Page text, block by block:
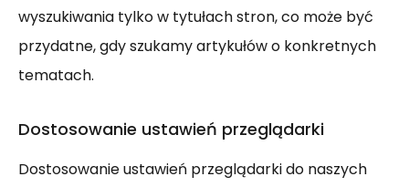
wyszukiwania tylko w tytułach stron, co może być
przydatne, gdy szukamy artykułów o konkretnych
tematach.
Dostosowanie ustawień przeglądarki
Dostosowanie ustawień przeglądarki do naszych